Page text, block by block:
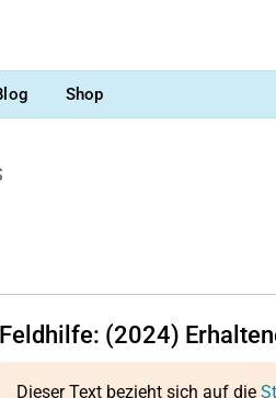
Shop
Feldhilfe: (2024)
Dieser Text bezieht sich auf die